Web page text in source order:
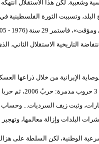
الإيرانية من خلال ذراعها
معالمها، وتهجير من يزيدون على مليون
الوطنية، لكن السلطة على هزالها